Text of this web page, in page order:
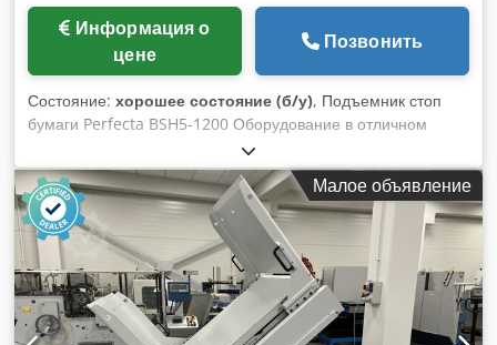
цене
Позвонить
Состояние: хорошее состояние (б/у), Подъемник стоп
бумаги Perfecta BSH5-1200 Оборудование в отличном
состоянии. Гидравлический привод, современный
гидроблок. Питание 400В. Автоматические и ручные циклы
подъема, быстрая работа. Crsdpfx Acozmu Dhoief
Грузоподъемность: 1200 кг. Размеры паллеты/листа: 990 x
1350 мм. В комплекте документация.
Малое объявление